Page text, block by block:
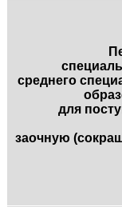
среднего
для
заочную